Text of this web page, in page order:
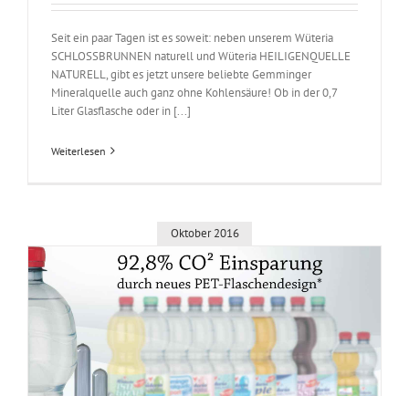
Seit ein paar Tagen ist es soweit: neben unserem Wüteria
SCHLOSSBRUNNEN naturell und Wüteria HEILIGENQUELLE
NATURELL, gibt es jetzt unsere beliebte Gemminger
Mineralquelle auch ganz ohne Kohlensäure! Ob in der 0,7
Liter Glasflasche oder in [...]
Weiterlesen
Oktober 2016